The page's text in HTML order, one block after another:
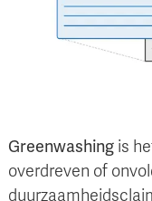
Greenwashing is
overdreven of